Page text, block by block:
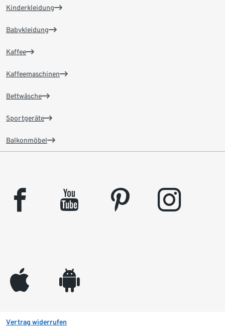
Kinderkleidung
Babykleidung
Kaffee
Kaffeemaschinen
Bettwäsche
Sportgeräte
Balkonmöbel
facebook youtube pinterest instagram
appleinc android
Vertrag widerrufen